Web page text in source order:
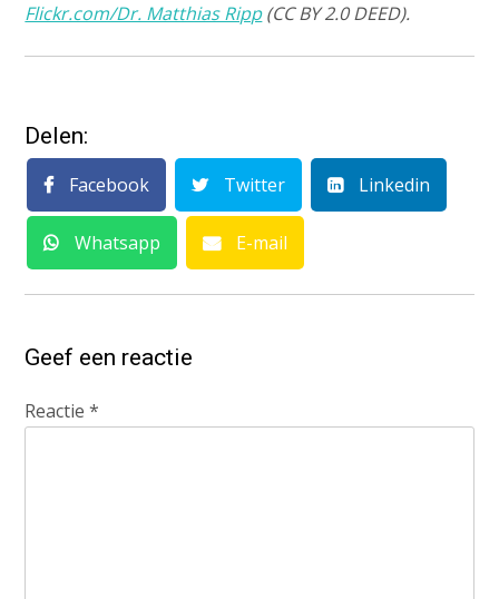
Flickr.com/Dr. Matthias Ripp(CC BY 2.0 DEED).
Delen:
Facebook Twitter Linkedin
Whatsapp E-mail
Geef een reactie
Reactie*